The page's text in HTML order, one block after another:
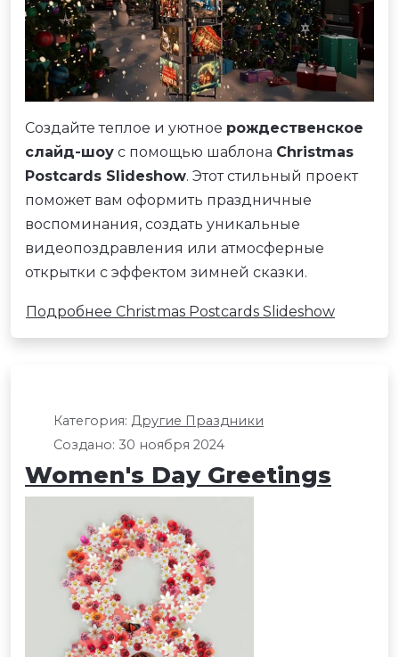
Создайте теплое и уютное рождественское
слайд-шоу с помощью шаблона Christmas
Postcards Slideshow. Этот стильный проект
поможет вам оформить праздничные
воспоминания, создать уникальные
видеопоздравления или атмосферные
открытки с эффектом зимней сказки.
Подробнее Christmas Postcards Slideshow
Категория: Другие Праздники
Создано: 30 ноября 2024
Women's Day Greetings